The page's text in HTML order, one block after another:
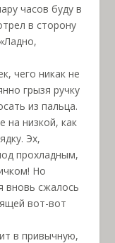
часов буду в
в сторону
чего никак не
грызя ручку
из пальца.
на низкой, как
Эх,
прохладным,
Но
вновь сжалось
вот-вот
в привычную,